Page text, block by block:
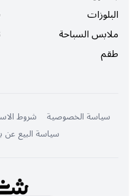
البلوزات
ملابس السباحة
طقم
سياسة الخصوصية شروط
سياسة البيع عن